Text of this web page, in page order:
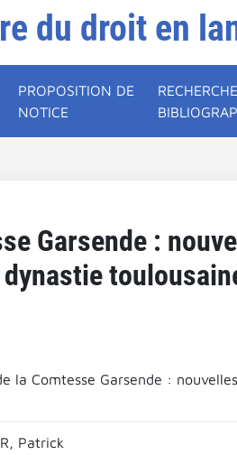
du droit en
PROPOSITION DE
NOTICE
Garsende :
dynastie
la Comtesse Garsende :
Patrick